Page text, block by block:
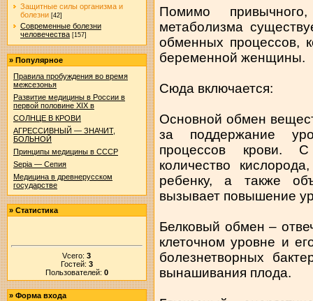
Защитные силы организма и
болезни [42]
Современные болезни
человечества [157]
» Популярное
Правила пробуждения во время
межсезонья
Развитие медицины в России в
первой половине XIX в
СОЛНЦЕ В КРОВИ
АГРЕССИВНЫЙ — ЗНАЧИТ,
БОЛЬНОЙ
Принципы медицины в СССР
Sepia — Сепия
Медицина в древнерусском
государстве
» Статистика
Vсего:3
Гостей: 3
Пользователей: 0
» Форма входа
Помимо
метаболизма
обменных процессов,
беременной женщины.
Сюда включается:
Основной обмен
за поддержание
процессов крови. С
количество
ребенку, а также
вызывает повышение
Белковый обмен –
клеточном уровне и
болезнетворных
вынашивания плода.